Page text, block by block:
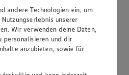
2 cm große Würfel schneiden.
und fein hacken.
andere Technologien ein, um
unserer
Wir verwenden deine Daten,
personalisieren und dir
anzubieten, sowie für